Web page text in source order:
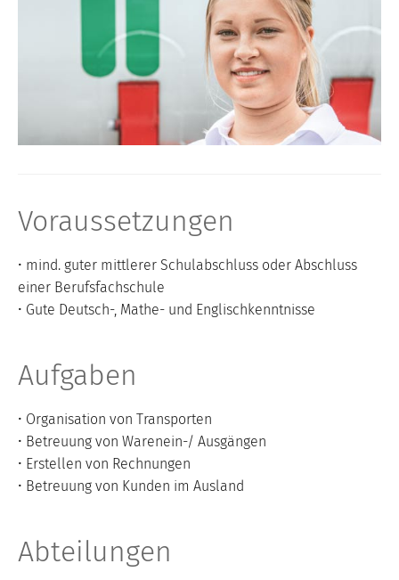
Voraussetzungen
• mind. guter mittlerer Schulabschluss oder Abschluss
einer Berufsfachschule
• Gute Deutsch-, Mathe- und Englischkenntnisse
Aufgaben
• Organisation von Transporten
• Betreuung von Warenein-/ Ausgängen
• Erstellen von Rechnungen
• Betreuung von Kunden im Ausland
Abteilungen